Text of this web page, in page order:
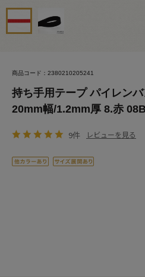
商品コード：2380210205241
持ち手用テープ パイレンバ
20mm幅/1.2mm厚 8.赤
9件 レビューを見る